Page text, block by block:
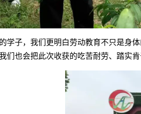
学子，我们更明白劳动教育不只是身
们也会把此次收获的吃苦耐劳、踏实